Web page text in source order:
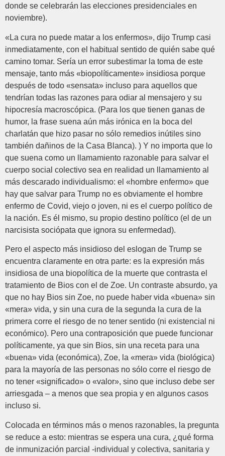
donde se celebrarán las elecciones presidenciales en
noviembre).
«La cura no puede matar a los enfermos», dijo Trump casi
inmediatamente, con el habitual sentido de quién sabe qué
camino tomar. Sería un error subestimar la toma de este
mensaje, tanto más «biopolíticamente» insidiosa porque
después de todo «sensata» incluso para aquellos que
tendrían todas las razones para odiar al mensajero y su
hipocresía macroscópica. (Para los que tienen ganas de
humor, la frase suena aún más irónica en la boca del
charlatán que hizo pasar no sólo remedios inútiles sino
también dañinos de la Casa Blanca). ) Y no importa que lo
que suena como un llamamiento razonable para salvar el
cuerpo social colectivo sea en realidad un llamamiento al
más descarado individualismo: el «hombre enfermo» que
hay que salvar para Trump no es obviamente el hombre
enfermo de Covid, viejo o joven, ni es el cuerpo político de
la nación. Es él mismo, su propio destino político (el de un
narcisista sociópata que ignora su enfermedad).
Pero el aspecto más insidioso del eslogan de Trump se
encuentra claramente en otra parte: es la expresión más
insidiosa de una biopolítica de la muerte que contrasta el
tratamiento de Bios con el de Zoe. Un contraste absurdo, ya
que no hay Bios sin Zoe, no puede haber vida «buena» sin
«mera» vida, y sin una cura de la segunda la cura de la
primera corre el riesgo de no tener sentido (ni existencial ni
económico). Pero una contraposición que puede funcionar
políticamente, ya que sin Bios, sin una receta para una
«buena» vida (económica), Zoe, la «mera» vida (biológica)
para la mayoría de las personas no sólo corre el riesgo de
no tener «significado» o «valor», sino que incluso debe ser
arriesgada – a menos que sea propia y en algunos casos
incluso si.
Colocada en términos más o menos razonables, la pregunta
se reduce a esto: mientras se espera una cura, ¿qué forma
de inmunización parcial -individual y colectiva, sanitaria y